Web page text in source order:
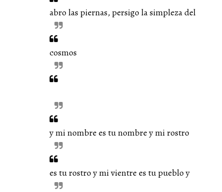
abro las piernas, persigo la simpleza del
cosmos
y mi nombre es tu nombre y mi rostro
es tu rostro y mi vientre es tu pueblo y